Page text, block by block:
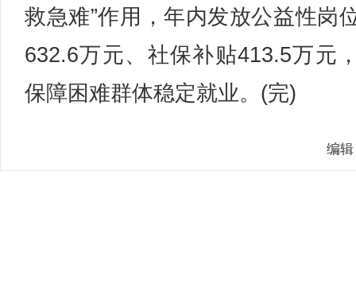
救急难”作用，年内发放公益性岗
632.6万元、社保补贴413.5万元
保障困难群体稳定就业。(完)
编